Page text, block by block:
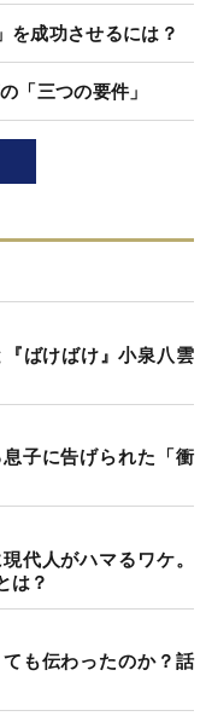
を成功させるには？
「三つの要件」
ばけばけ』小泉八雲
子に告げられた「衝
代人がハマるワケ。
は？
も伝わったのか？話